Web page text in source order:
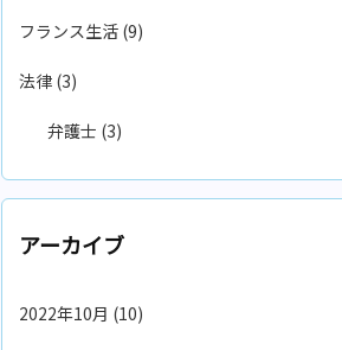
フランス生活 (9)
法律 (3)
弁護士 (3)
アーカイブ
2022年10月 (10)